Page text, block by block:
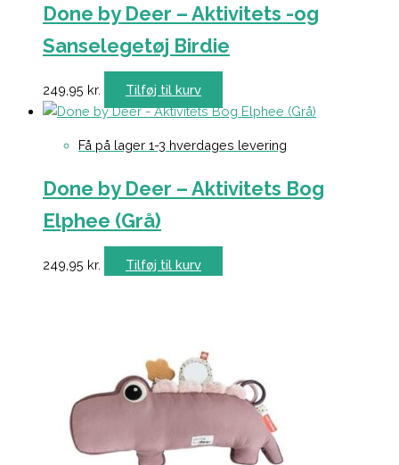
Done by Deer – Aktivitets -og
Sanselegetøj Birdie
249,95 kr. Tilføj til kurv
Få på lager 1-3 hverdages levering
Done by Deer – Aktivitets Bog
Elphee (Grå)
249,95 kr. Tilføj til kurv